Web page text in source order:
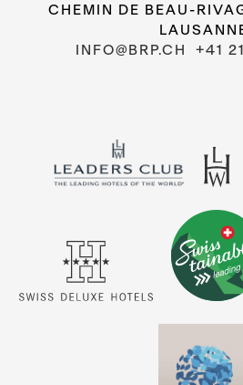
CHEMIN DE BEAU-
INFO@BRP.CH
+41